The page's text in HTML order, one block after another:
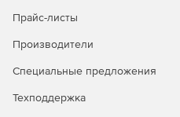
Новый осциллограф дает
визуализировать
реальном времени.
Прайс-листы
Производители
Специальные предложения
Техподдержка